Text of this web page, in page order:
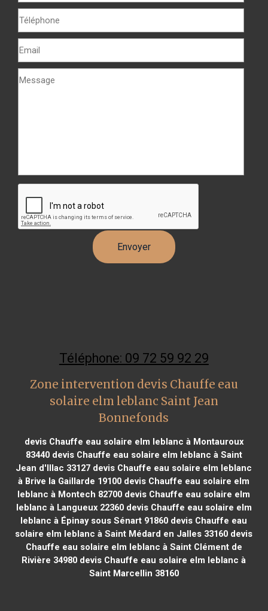
Téléphone: 09 72 59 92 29
Zone intervention devis Chauffe eau
solaire elm leblanc Saint Jean
Bonnefonds
devis Chauffe eau solaire elm leblanc à Montauroux
83440devis Chauffe eau solaire elm leblanc à Saint
Jean d'Illac 33127 devis Chauffe eau solaire elm leblanc
à Brive la Gaillarde 19100 devis Chauffe eau solaire elm
leblanc à Montech 82700 devis Chauffe eau solaire elm
leblanc à Langueux 22360devis Chauffe eau solaire elm
leblanc à Épinay sous Sénart 91860 devis Chauffe eau
solaire elm leblanc à Saint Médard en Jalles 33160 devis
Chauffe eau solaire elm leblanc à Saint Clément de
Rivière 34980 devis Chauffe eau solaire elm leblanc à
Saint Marcellin 38160